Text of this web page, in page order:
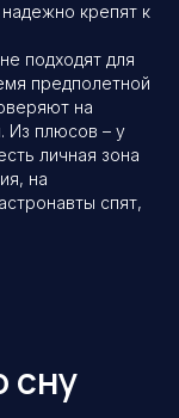
крепят к
подходят для
предполетной
на
Из плюсов – у
личная зона
на
спят,
сну